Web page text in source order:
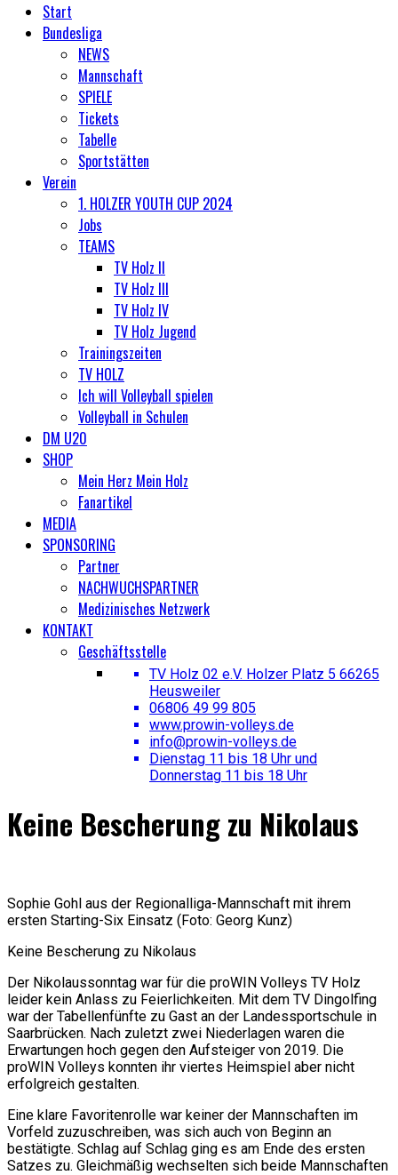
Start
Bundesliga
NEWS
Mannschaft
SPIELE
Tickets
Tabelle
Sportstätten
Verein
1. HOLZER YOUTH CUP 2024
Jobs
TEAMS
TV Holz II
TV Holz III
TV Holz IV
TV Holz Jugend
Trainingszeiten
TV HOLZ
Ich will Volleyball spielen
Volleyball in Schulen
DM U20
SHOP
Mein Herz Mein Holz
Fanartikel
MEDIA
SPONSORING
Partner
NACHWUCHSPARTNER
Medizinisches Netzwerk
KONTAKT
Geschäftsstelle
TV Holz 02 e.V. Holzer Platz 5 66265
Heusweiler
06806 49 99 805
www.prowin-volleys.de
info@prowin-volleys.de
Dienstag 11 bis 18 Uhr und
Donnerstag 11 bis 18 Uhr
Keine Bescherung zu Nikolaus
Sophie Gohl aus der Regionalliga-Mannschaft mit ihrem
ersten Starting-Six Einsatz (Foto: Georg Kunz)
Keine Bescherung zu Nikolaus
Der Nikolaussonntag war für die proWIN Volleys TV Holz
leider kein Anlass zu Feierlichkeiten. Mit dem TV Dingolfing
war der Tabellenfünfte zu Gast an der Landessportschule in
Saarbrücken. Nach zuletzt zwei Niederlagen waren die
Erwartungen hoch gegen den Aufsteiger von 2019. Die
proWIN Volleys konnten ihr viertes Heimspiel aber nicht
erfolgreich gestalten.
Eine klare Favoritenrolle war keiner der Mannschaften im
Vorfeld zuzuschreiben, was sich auch von Beginn an
bestätigte. Schlag auf Schlag ging es am Ende des ersten
Satzes zu. Gleichmäßig wechselten sich beide Mannschaften